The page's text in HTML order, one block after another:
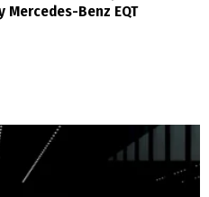
Mercedes-Benz EQT